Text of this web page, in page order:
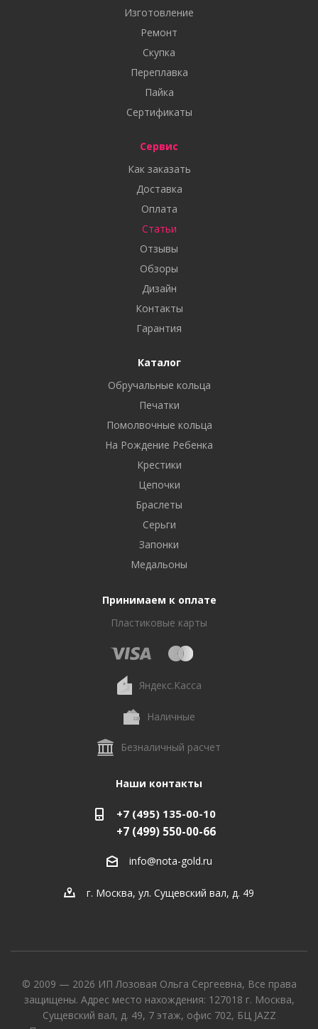
Изготовление
Ремонт
Скупка
Переплавка
Пайка
Сертификаты
Сервис
Как заказать
Доставка
Оплата
Статьи
Отзывы
Обзоры
Дизайн
Контакты
Гарантия
Каталог
Обручальные кольца
Печатки
Помолвочные кольца
На Рождение Ребенка
Крестики
Цепочки
Браслеты
Серьги
Запонки
Медальоны
Принимаем к оплате
Пластиковые карты
Яндекс.Касса
Наличные
Безналичный расчет
Наши контакты
+7 (495) 135-00-10
+7 (499) 550-00-66
info@nota-gold.ru
г. Москва, ул. Сущевский вал, д. 49
© 2009 — 2026 ИП Лозовая Ольга Сергеевна, Все права
защищены. Адрес место нахождения: 127018 г. Москва,
Сущевский вал, д. 49, 7 этаж, офис 702, БЦ JAZZ